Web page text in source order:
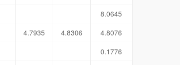
8.0645
4.7935 4.8306
4.8076
0.1776